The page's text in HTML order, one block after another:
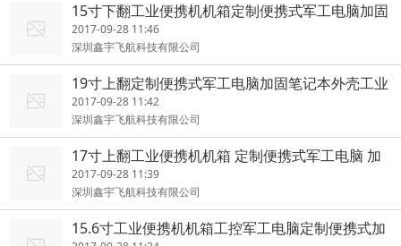
15寸下翻工业便携机机箱定制便携式军工电脑加固
笔记本一体机
2017-09-28 11:46
深圳鑫宇飞航科技有限公司
19寸上翻定制便携式军工电脑加固笔记本外壳工业
便携机机箱
2017-09-28 11:42
深圳鑫宇飞航科技有限公司
17寸上翻工业便携机机箱 定制便携式军工电脑 加
固笔记本外壳
2017-09-28 11:39
深圳鑫宇飞航科技有限公司
15.6寸工业便携机机箱工控军工电脑定制便携式加